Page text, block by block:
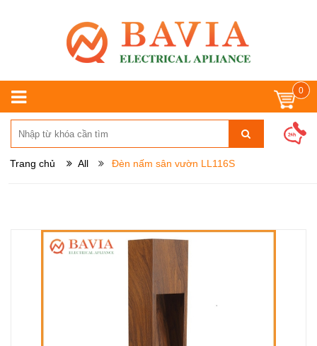
0
Trang chủ All Đèn nấm sân vườn LL116S